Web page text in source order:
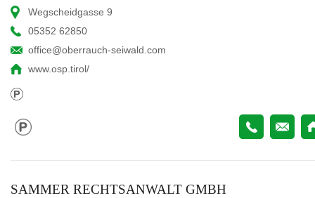
Wegscheidgasse 9
05352 62850
office@oberrauch-seiwald.com
www.osp.tirol/
SAMMER RECHTSANWALT GMBH